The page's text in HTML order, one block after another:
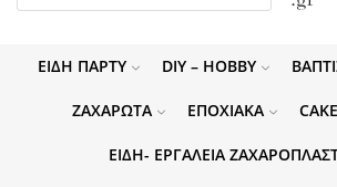
ΕΊΔΗ ΠΆΡΤΥ DIY – HOBBY
ΖΑΧΑΡΩΤΆ ΕΠΟΧΙΑΚΆ
ΕΊΔΗ- ΕΡΓΑΛΕΊΑ